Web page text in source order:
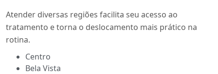
Atender diversas regiões facilita seu acesso ao
tratamento e torna o deslocamento mais prático na
rotina.
Centro
Bela Vista